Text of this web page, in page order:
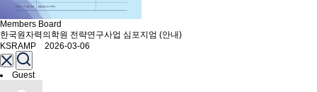
Members Board
한국원자력의학원 전략연구사업 심포지엄 (안내)
KSRAMP 2026-03-06
Guest